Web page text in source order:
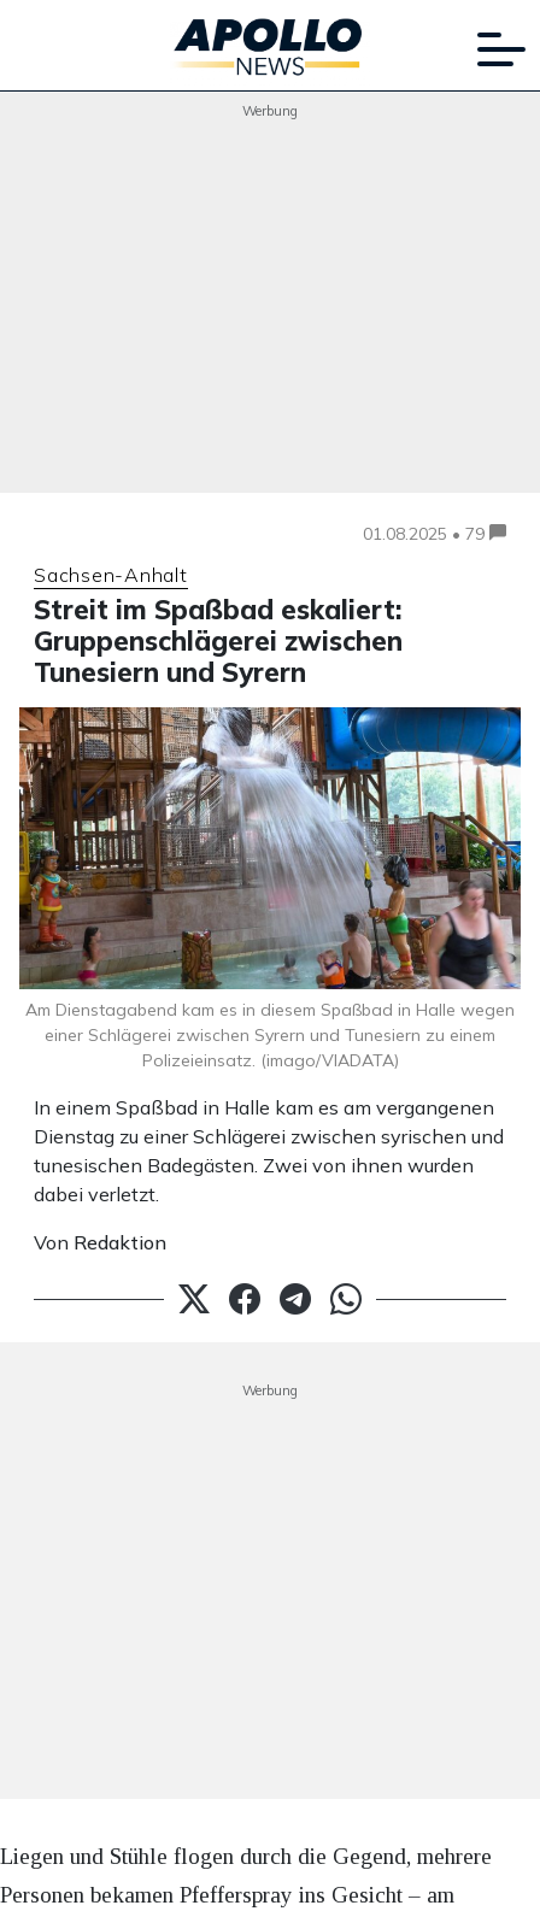
Werbung
01.08.2025 • 79
Sachsen-Anhalt
Streit im Spaßbad eskaliert:
Gruppenschlägerei zwischen
Tunesiern und Syrern
In einem Spaßbad in Halle kam es am vergangenen
Dienstag zu einer Schlägerei zwischen syrischen und
tunesischen Badegästen. Zwei von ihnen wurden
dabei verletzt.
Von Redaktion
Am Dienstagabend kam es in diesem Spaßbad in Halle wegen
einer Schlägerei zwischen Syrern und Tunesiern zu einem
Polizeieinsatz. (imago/VIADATA)
Werbung
Liegen und Stühle flogen durch die Gegend, mehrere
Personen bekamen Pfefferspray ins Gesicht – am